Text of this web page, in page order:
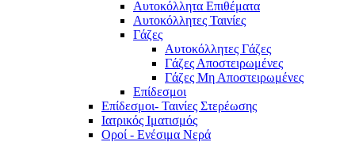
Αυτοκόλλητα Επιθέματα
Αυτοκόλλητες Ταινίες
Γάζες
Αυτοκόλλητες Γάζες
Γάζες Αποστειρωμένες
Γάζες Μη Αποστειρωμένες
Επίδεσμοι
Επίδεσμοι- Ταινίες Στερέωσης
Ιατρικός Ιματισμός
Οροί - Ενέσιμα Νερά